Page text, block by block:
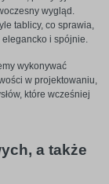
wygląd.
tablicy, co sprawia,
i spójnie.
wykonywać
w projektowaniu,
które wcześniej
a także